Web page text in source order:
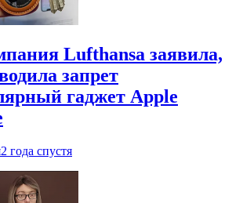
Lufthansa заявила,
запрет
гаджет Apple
2 года спустя